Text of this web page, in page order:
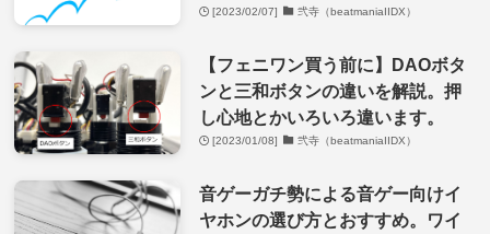
[2023/02/07] 弐寺（beatmaniaIIDX）
【フェニワン買う前に】DAOボタ
ンと三和ボタンの違いを解説。押
し心地とかいろいろ違います。
[2023/01/08] 弐寺（beatmaniaIIDX）
音ゲーガチ勢による音ゲー向けイ
ヤホンの選び方とおすすめ。ワイ